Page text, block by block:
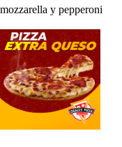
mozzarella y pepperoni